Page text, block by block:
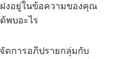
งอยู่ในข้อความของคุณ
พบอะไร
การอภิปรายกลุ่มกับ